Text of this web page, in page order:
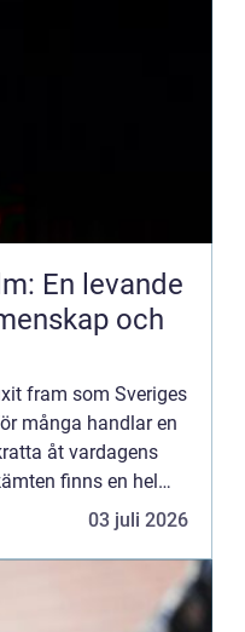
En levande
och
fram som Sveriges
många handlar en
åt vardagens
finns en hel
03 juli 2026